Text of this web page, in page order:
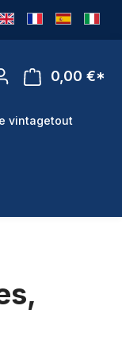
0,00 €*
vintagetout